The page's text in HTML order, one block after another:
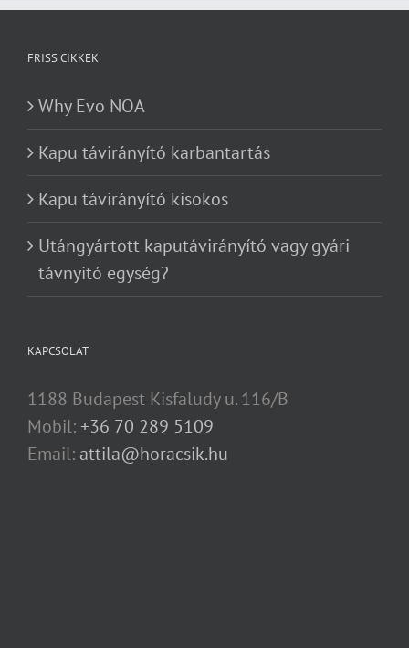
FRISS CIKKEK
Why Evo NOA
Kapu távirányító karbantartás
Kapu távirányító kisokos
Utángyártott kaputávirányító vagy gyári
távnyitó egység?
KAPCSOLAT
1188 Budapest Kisfaludy u. 116/B
Mobil:+36 70 289 5109
Email: attila@horacsik.hu